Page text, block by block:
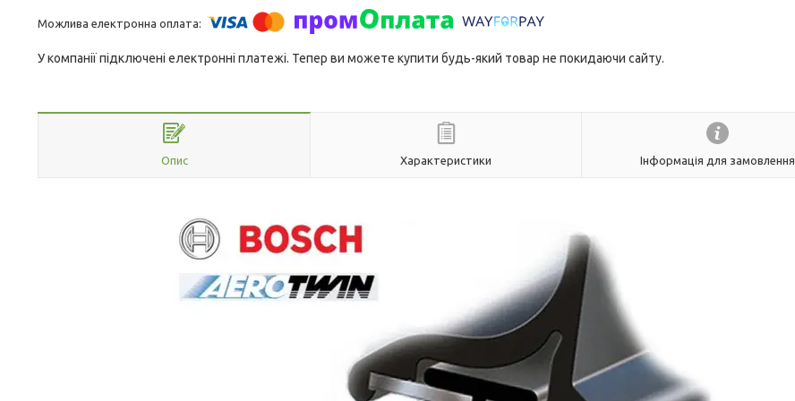
У компанії підключені електронні платежі. Тепер ви можете купити будь-який товар не покидаючи сайту.
Опис Характеристики Інформація для замовлення